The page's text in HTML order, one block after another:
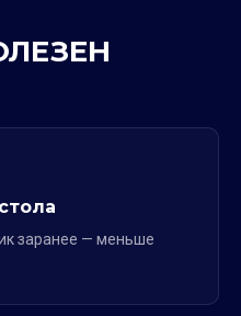
заранее — меньше